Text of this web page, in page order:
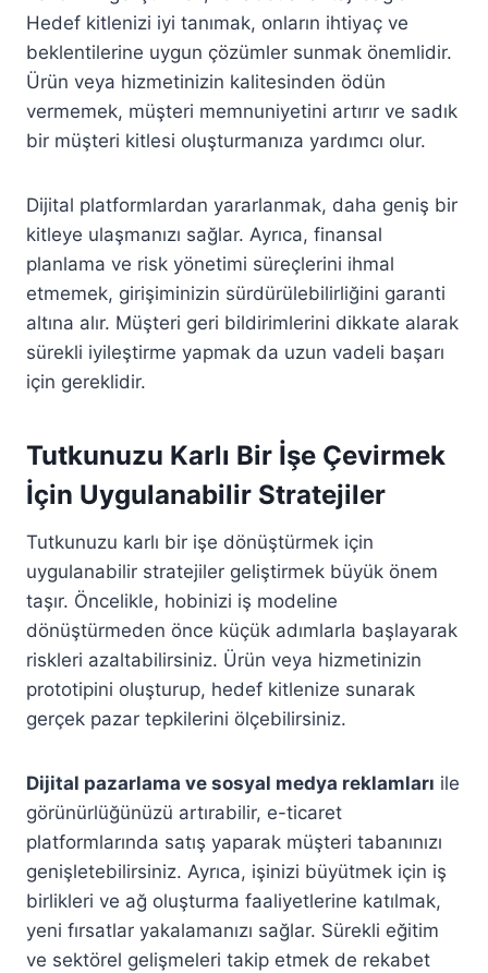
Hedef kitlenizi iyi tanımak, onların ihtiyaç ve
beklentilerine uygun çözümler sunmak önemlidir.
Ürün veya hizmetinizin kalitesinden ödün
vermemek, müşteri memnuniyetini artırır ve sadık
bir müşteri kitlesi oluşturmanıza yardımcı olur.
Dijital platformlardan yararlanmak, daha geniş bir
kitleye ulaşmanızı sağlar. Ayrıca, finansal
planlama ve risk yönetimi süreçlerini ihmal
etmemek, girişiminizin sürdürülebilirliğini garanti
altına alır. Müşteri geri bildirimlerini dikkate alarak
sürekli iyileştirme yapmak da uzun vadeli başarı
için gereklidir.
Tutkunuzu Karlı Bir İşe Çevirmek
İçin Uygulanabilir Stratejiler
Tutkunuzu karlı bir işe dönüştürmek için
uygulanabilir stratejiler geliştirmek büyük önem
taşır. Öncelikle, hobinizi iş modeline
dönüştürmeden önce küçük adımlarla başlayarak
riskleri azaltabilirsiniz. Ürün veya hizmetinizin
prototipini oluşturup, hedef kitlenize sunarak
gerçek pazar tepkilerini ölçebilirsiniz.
Dijital pazarlama ve sosyal medya reklamları ile
görünürlüğünüzü artırabilir, e-ticaret
platformlarında satış yaparak müşteri tabanınızı
genişletebilirsiniz. Ayrıca, işinizi büyütmek için iş
birlikleri ve ağ oluşturma faaliyetlerine katılmak,
yeni fırsatlar yakalamanızı sağlar. Sürekli eğitim
ve sektörel gelişmeleri takip etmek de rekabet